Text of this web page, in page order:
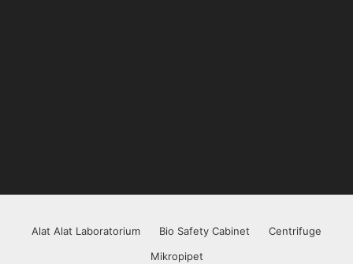
Alat Alat Laboratorium Bio Safety Cabinet
Centrifuge
Mikropipet